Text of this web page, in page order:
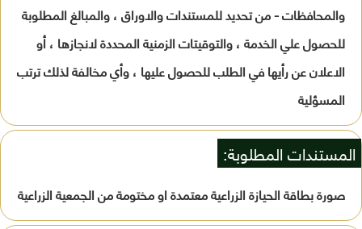
والمحافظات - من تحديد للمستندات والاوراق ، والمبالغ المطلوبة
للحصول علي الخدمة ، والتوقيتات الزمنية المحددة لانجازها ، أو
الاعلان عن رأيها في الطلب للحصول عليها ، وأي مخالفة لذلك ترتب
المسؤلية
المستندات المطلوبة:
صورة بطاقة الحيازة الزراعية معتمدة او مختومة من الجمعية الزراعية